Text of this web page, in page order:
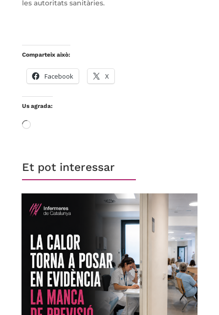
les autoritats sanitàries.
Comparteix això:
Facebook X
Us agrada:
S'està
Et pot interessar